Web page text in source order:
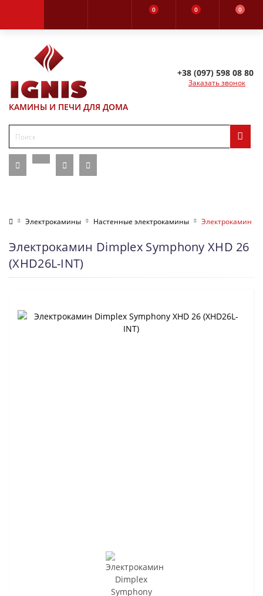
0 0 0
КАМИНЫ И ПЕЧИ ДЛЯ ДОМА
+38 (097) 598 08 80
Заказать звонок
Электрокамины Настенные электрокамины Электрокамин
Электрокамин Dimplex Symphony XHD 26
(XHD26L-INT)